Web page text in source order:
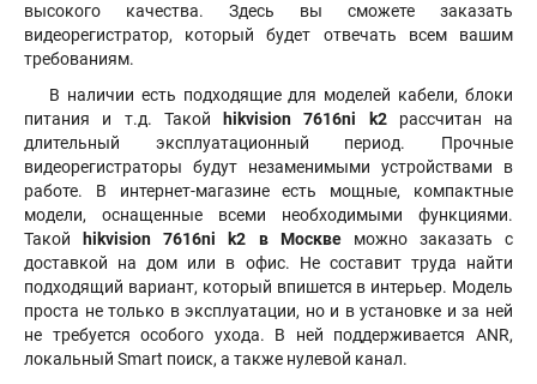
высокого качества. Здесь вы сможете заказать
видеорегистратор, который будет отвечать всем вашим
требованиям.
В наличии есть подходящие для моделей кабели, блоки
питания и т.д. Такой
hikvision 7616ni k2 рассчитан на
длительный эксплуатационный период. Прочные
видеорегистраторы будут незаменимыми устройствами в
работе. В интернет-магазине есть мощные, компактные
модели, оснащенные всеми необходимыми функциями.
Такой
hikvision 7616ni k2 в Москвеможно заказать с
доставкой на дом или в офис. Не составит труда найти
подходящий вариант, который впишется в интерьер. Модель
проста не только в эксплуатации, но и в установке и за ней
не требуется особого ухода. В ней поддерживается ANR,
локальный Smart поиск, а также нулевой канал.